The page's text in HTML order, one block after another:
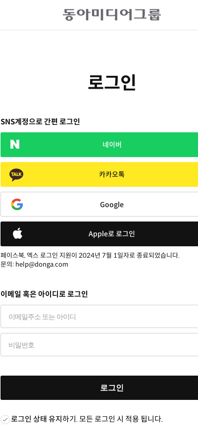
로그인
SNS계정으로 간편 로그인
네이버
카카오톡
Google
Apple로 로그인
페이스북, 엑스 로그인 지원이 2024년 7월 1일자로 종료되었습니다.
문의: help@donga.com
이메일 혹은 아이디로 로그인
로그인
로그인 상태 유지하기. 모든 로그인 시 적용 됩니다.